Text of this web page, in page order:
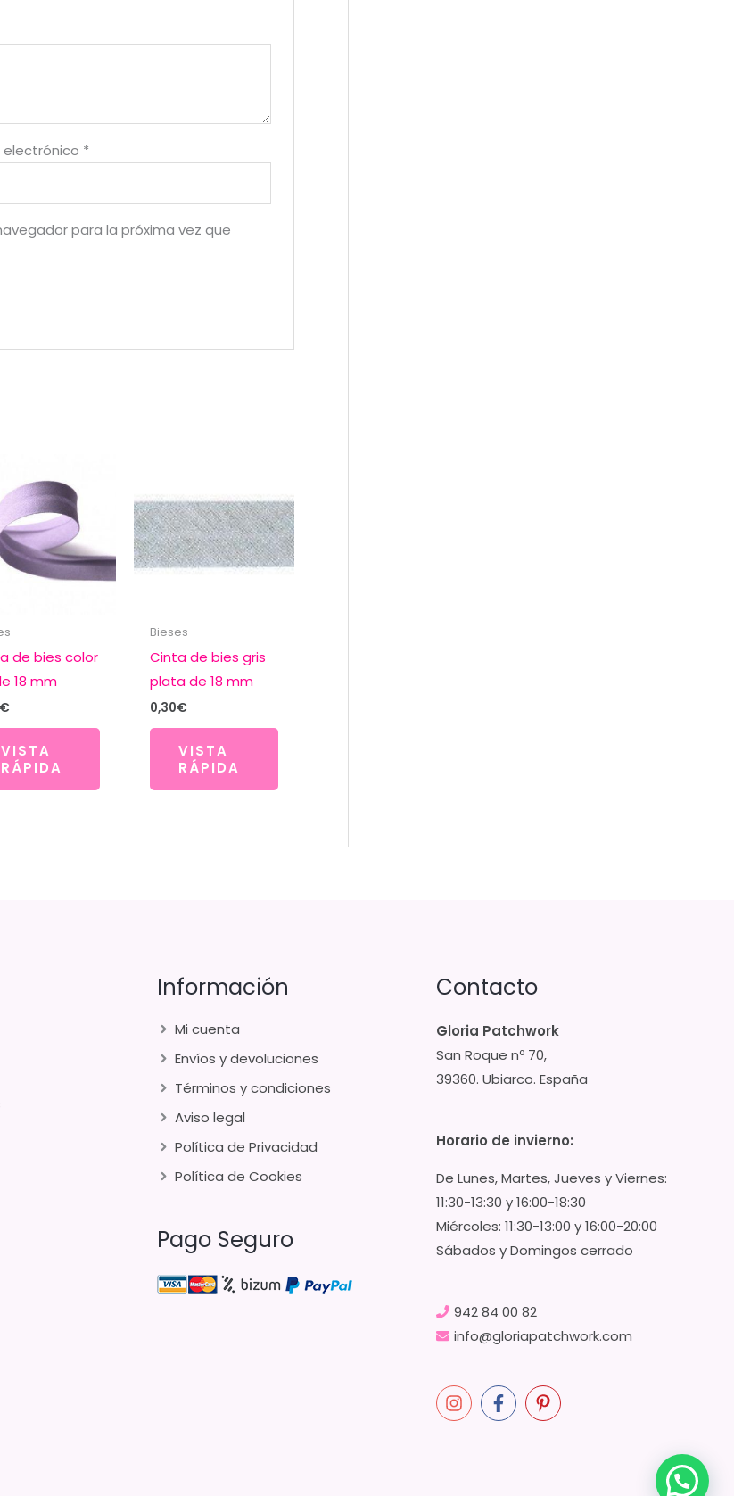
electrónico *
para la próxima vez que
de bies color
18 mm
€
VISTA
RÁPIDA
Bieses
Cinta de bies gris
plata de 18 mm
0,30€
VISTA
RÁPIDA
Información
Mi cuenta
Envíos y devoluciones
Términos y condiciones
Aviso legal
Política de Privacidad
Política de Cookies
Pago Seguro
Contacto
Gloria Patchwork
San Roque nº 70,
39360. Ubiarco. España
Horario de invierno:
De Lunes, Martes, Jueves y Viernes:
11:30-13:30 y 16:00-18:30
Miércoles: 11:30-13:00 y 16:00-20:00
Sábados y Domingos cerrado
942 84 00 82
info@gloriapatchwork.com